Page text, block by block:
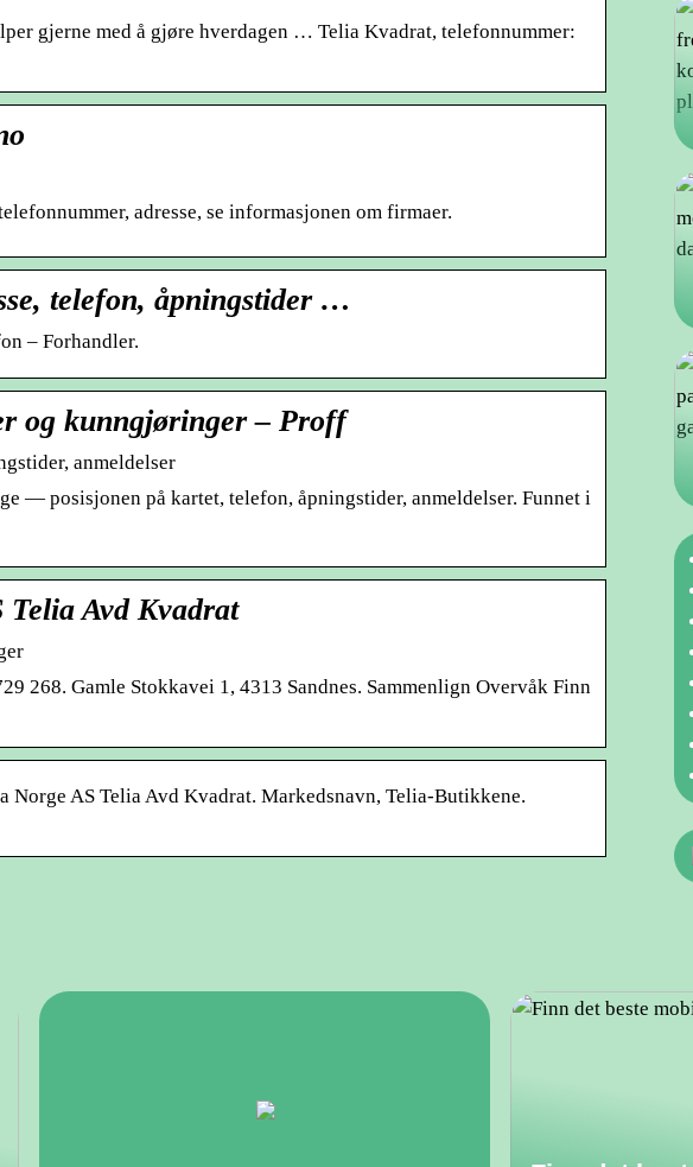
gjerne med å gjøre hverdagen … Telia Kvadrat, telefonnummer:
adresse, se informasjonen om firmaer.
telefon, åpningstider …
– Forhandler.
og kunngjøringer – Proff
anmeldelser
— posisjonen på kartet, telefon, åpningstider, anmeldelser. Funnet i
Avd Kvadrat
268. Gamle Stokkavei 1, 4313 Sandnes. Sammenlign Overvåk Finn
Norge AS Telia Avd Kvadrat. Markedsnavn, Telia-Butikkene.